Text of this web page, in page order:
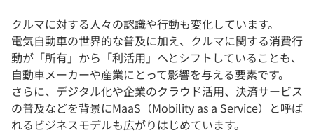
クルマに対する人々の認識や行動も変化しています。
電気自動車の世界的な普及に加え、クルマに関する消費行
動が「所有」から「利活用」へとシフトしていることも、
自動車メーカーや産業にとって影響を与える要素です。
さらに、デジタル化や企業のクラウド活用、決済サービス
の普及などを背景にMaaS（Mobility as a Service）と呼ば
れるビジネスモデルも広がりはじめています。